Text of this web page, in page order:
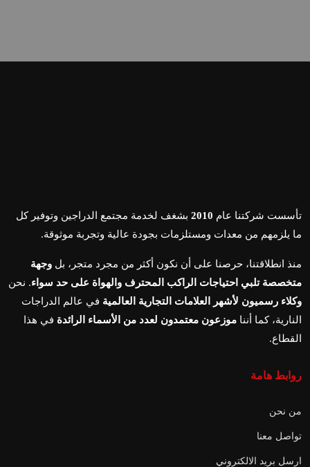
تأسست شركتنا عام 2010 بشغف لخدمة مجتمع الدراجين وتوفير كل
ما يلزمهم من معدات ومستلزمات بجودة عالية وتجربة موثوقة.
منذ انطلاقتنا، حرصنا على أن نكون أكثر من مجرد متجر، بل وجهة
متخصصة تلبي احتياجات الراكب المحترف والهواة على حد سواء. نحن
وكلاء رسميون لأشهر العلامات التجارية العالمية في عالم الدراجات
النارية، كما أننا موزعون معتمدون لعدد من الأسماء الرائدة في هذا
القطاع.
روابط هامة
من نحن
تواصل معنا
ارسل بريد الالكتروني